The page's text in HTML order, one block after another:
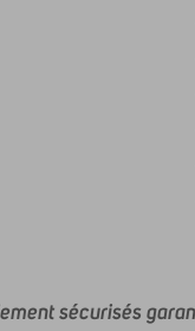
sécurisés